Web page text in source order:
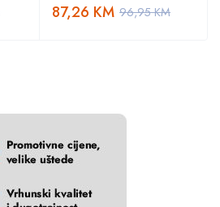
96,95KM
87,26 KM